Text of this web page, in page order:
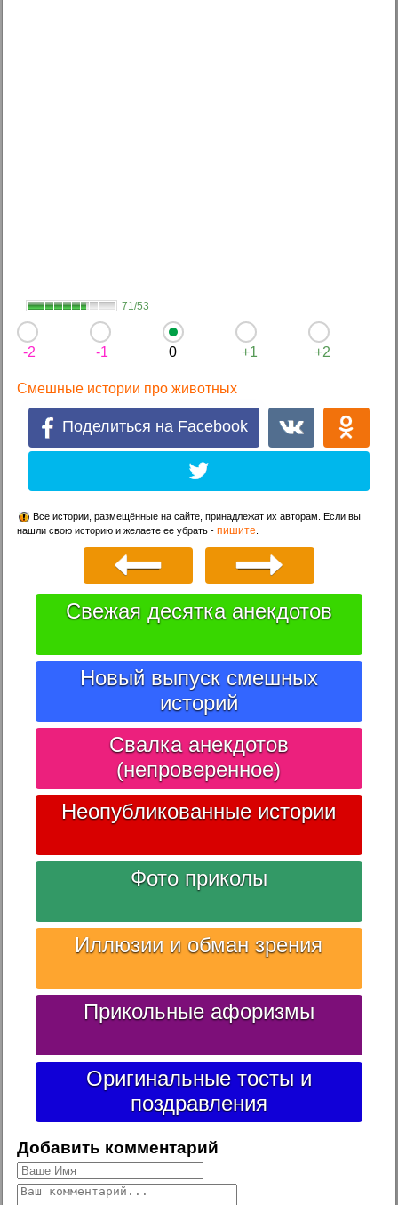
71/53
-2 -1 0 +1 +2
Смешные истории про животных
Поделиться на Facebook
Все истории, размещённые на сайте, принадлежат их авторам. Если вы
нашли свою историю и желаете ее убрать -пишите
Свежая десятка анекдотов
Новый выпуск смешных
историй
Свалка анекдотов
(непроверенное)
Неопубликованные истории
Фото приколы
Иллюзии и обман зрения
Прикольные афоризмы
Оригинальные тосты и
поздравления
Добавить комментарий